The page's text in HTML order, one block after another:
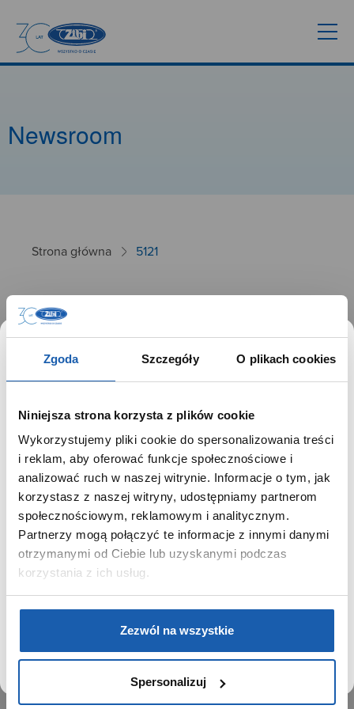
Zgoda Szczegóły O plikach cookies
Niniejsza strona korzysta z plików cookie
Wykorzystujemy pliki cookie do spersonalizowania treści
i reklam, aby oferować funkcje społecznościowe i
analizować ruch w naszej witrynie. Informacje o tym, jak
korzystasz z naszej witryny, udostępniamy partnerom
społecznościowym, reklamowym i analitycznym.
Partnerzy mogą połączyć te informacje z innymi danymi
otrzymanymi od Ciebie lub uzyskanymi podczas
korzystania z ich usług.
Zezwól na wszystkie
Spersonalizuj
Newsroom
Strona główna 5121
5121
26.09.2024
GRUPA ZIBI
Historia
Misja, wizja i wartości Grupy Zibi
Ważne daty
Kariera
Zgoda na ciasteczka
PRODUKTY
Kalkulatory
SIECI SPRZEDAŻY
SZANOWNY UŻYTKOWNIKU,
SZANOWNA UŻYTKOWNICZKO
Używamy plików cookie w celach analitycznych,
statystycznych i marketingowych, w tym aby analizować
ruch w tej witrynie, optymalizować jej działanie oraz
zapamiętywać Twoje preferencje.